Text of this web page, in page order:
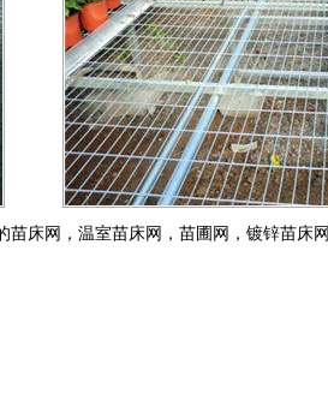
床网，温室苗床网，苗圃网，镀锌苗床